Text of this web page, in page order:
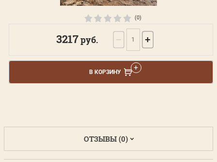
(0)
3217руб. − +
В КОРЗИНУ
ОТЗЫВЫ (0)